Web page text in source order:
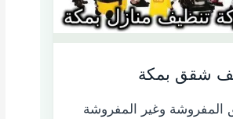
شقق بمكة
وغير المفروشة